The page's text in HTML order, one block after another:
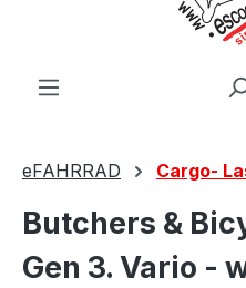
eFAHRRAD Cargo-
Butchers &
Gen 3. Vario -